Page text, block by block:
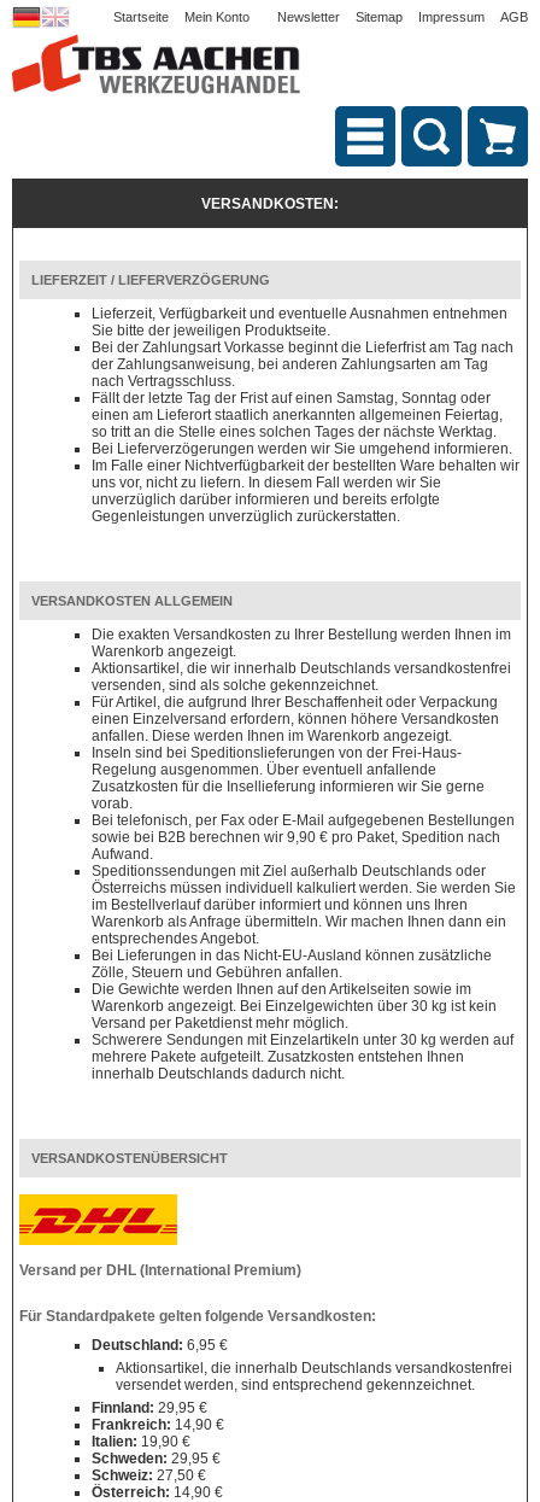
Startseite Mein Konto Newsletter Sitemap Impressum AGB
VERSANDKOSTEN:
LIEFERZEIT / LIEFERVERZÖGERUNG
Lieferzeit, Verfügbarkeit und eventuelle Ausnahmen entnehmen
Sie bitte der jeweiligen Produktseite.
Bei der Zahlungsart Vorkasse beginnt die Lieferfrist am Tag nach
der Zahlungsanweisung, bei anderen Zahlungsarten am Tag
nach Vertragsschluss.
Fällt der letzte Tag der Frist auf einen Samstag, Sonntag oder
einen am Lieferort staatlich anerkannten allgemeinen Feiertag,
so tritt an die Stelle eines solchen Tages der nächste Werktag.
Bei Lieferverzögerungen werden wir Sie umgehend informieren.
Im Falle einer Nichtverfügbarkeit der bestellten Ware behalten wir
uns vor, nicht zu liefern. In diesem Fall werden wir Sie
unverzüglich darüber informieren und bereits erfolgte
Gegenleistungen unverzüglich zurückerstatten.
VERSANDKOSTEN ALLGEMEIN
Die exakten Versandkosten zu Ihrer Bestellung werden Ihnen im
Warenkorb angezeigt.
Aktionsartikel, die wir innerhalb Deutschlands versandkostenfrei
versenden, sind als solche gekennzeichnet.
Für Artikel, die aufgrund Ihrer Beschaffenheit oder Verpackung
einen Einzelversand erfordern, können höhere Versandkosten
anfallen. Diese werden Ihnen im Warenkorb angezeigt.
Inseln sind bei Speditionslieferungen von der Frei-Haus-
Regelung ausgenommen. Über eventuell anfallende
Zusatzkosten für die Insellieferung informieren wir Sie gerne
vorab.
Bei telefonisch, per Fax oder E-Mail aufgegebenen Bestellungen
sowie bei B2B berechnen wir 9,90 € pro Paket, Spedition nach
Aufwand.
Speditionssendungen mit Ziel außerhalb Deutschlands oder
Österreichs müssen individuell kalkuliert werden. Sie werden Sie
im Bestellverlauf darüber informiert und können uns Ihren
Warenkorb als Anfrage übermitteln. Wir machen Ihnen dann ein
entsprechendes Angebot.
Bei Lieferungen in das Nicht-EU-Ausland können zusätzliche
Zölle, Steuern und Gebühren anfallen.
Die Gewichte werden Ihnen auf den Artikelseiten sowie im
Warenkorb angezeigt. Bei Einzelgewichten über 30 kg ist kein
Versand per Paketdienst mehr möglich.
Schwerere Sendungen mit Einzelartikeln unter 30 kg werden auf
mehrere Pakete aufgeteilt. Zusatzkosten entstehen Ihnen
innerhalb Deutschlands dadurch nicht.
VERSANDKOSTENÜBERSICHT
Versand per DHL (International Premium)
Für Standardpakete gelten folgende Versandkosten:
Deutschland: 6,95 €
Aktionsartikel, die innerhalb Deutschlands versandkostenfrei
versendet werden, sind entsprechend gekennzeichnet.
Finnland: 29,95 €
Frankreich: 14,90 €
Italien: 19,90 €
Schweden: 29,95 €
Schweiz: 27,50 €
Österreich: 14,90 €